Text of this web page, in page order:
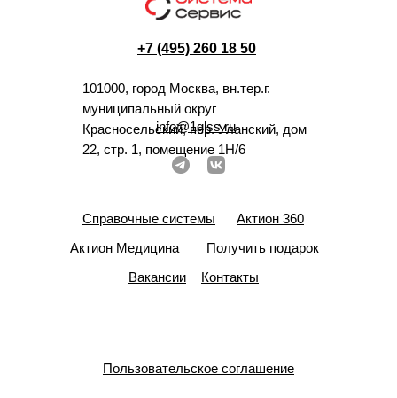
+7 (495) 260 18 50
101000, город Москва, вн.тер.г.
муниципальный округ
Красносельский, пер. Уланский, дом
22, стр. 1, помещение 1Н/6
info@1glss.ru
Справочные системы
Актион 360
Актион Медицина
Получить подарок
Вакансии
Контакты
Пользовательское соглашение